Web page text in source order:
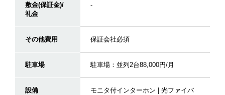
敷金(保証金)/
礼金
-
その他費用 保証会社必須
駐車場 駐車場：並列2台88,000円/月
設備
モニタ付インターホン | 光ファイバ